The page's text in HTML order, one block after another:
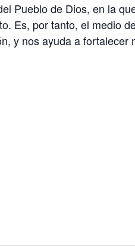
Pueblo de Dios, en la
Es, por tanto, el medio
y nos ayuda a fortalecer